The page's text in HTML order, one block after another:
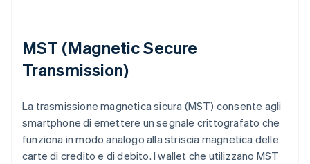
MST (Magnetic Secure
Transmission)
La trasmissione magnetica sicura (MST) consente agli
smartphone di emettere un segnale crittografato che
funziona in modo analogo alla striscia magnetica delle
carte di credito e di debito. I wallet che utilizzano MST